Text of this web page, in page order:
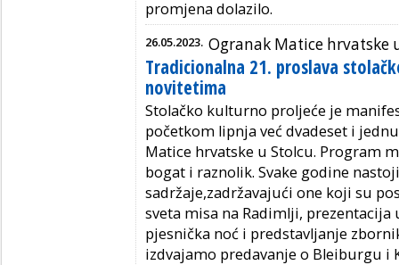
promjena dolazilo.
26.05.2023. Ogranak Matice hrvatske
Tradicionalna 21. proslava
novitetima
Stolačko kulturno proljeće je
početkom lipnja već dvadeset i
Matice hrvatske u Stolcu. Program
bogat i raznolik. Svake godine
sadržaje,zadržavajući one koji su
sveta misa na Radimlji, prezentacija
pjesnička noć i predstavljanje
izdvajamo predavanje o Bleiburgu i